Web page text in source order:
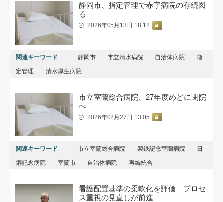
静岡市、指定管理で赤字病院の存続図
る
2026年05月13日 18:12
関連キーワード 静岡市 市立清水病院 自治体病院
指
定管理
清水厚生病院
市立室蘭総合病院、27年度めどに閉院
へ
2026年02月27日 13:05
関連キーワード 市立室蘭総合病院 製鉄記念室蘭病院
日
鋼記念病院
室蘭市 自治体病院 再編統合
看護配置基準の柔軟化を評価 プロセ
ス重視の見直しが前進